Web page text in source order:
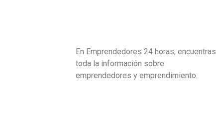
En Emprendedores 24 horas, encuentras
toda la información sobre
emprendedores y emprendimiento.